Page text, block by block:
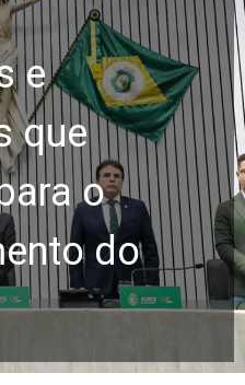
e
que
o
do